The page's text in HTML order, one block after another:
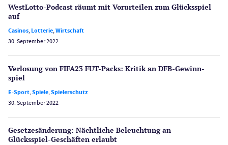
WestLotto-Podcast räumt mit Vorurteilen zum Glücksspiel
auf
Casinos,Lotterie,Wirtschaft
30. September 2022
Verlosung von FIFA23 FUT-Packs: Kritik an DFB-Gewinn­
spiel
E-Sport,Spiele,Spielerschutz
30. September 2022
Gesetzes­änderung: Nächtliche Beleuch­tung an
Glücksspiel-Geschäften erlaubt